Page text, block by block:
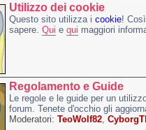
Utilizzo dei cookie
Questo sito utilizza i cookie!
sapere. Qui e qui maggiori
Regolamento e Guide
Le regole e le guide per un
forum. Tenete d'occhio gli
Moderatori: TeoWolf82,